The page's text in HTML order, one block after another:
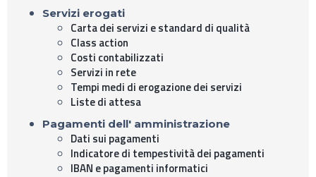
Servizi erogati
Carta dei servizi e standard di qualità
Class action
Costi contabilizzati
Servizi in rete
Tempi medi di erogazione dei servizi
Liste di attesa
Pagamenti dell' amministrazione
Dati sui pagamenti
Indicatore di tempestività dei pagamenti
IBAN e pagamenti informatici